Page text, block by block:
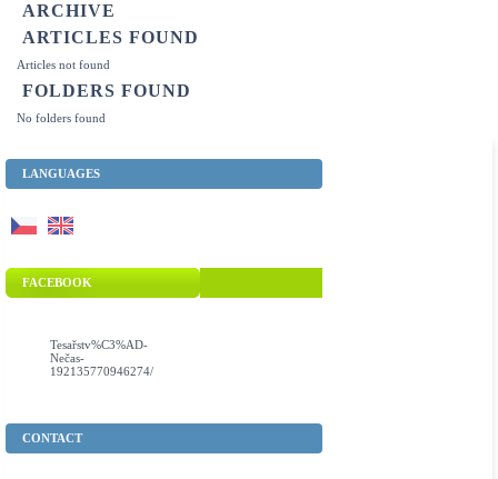
ARCHIVE
ARTICLES FOUND
Articles not found
FOLDERS FOUND
No folders found
LANGUAGES
FACEBOOK
Tesařstv%C3%AD-
Nečas-
192135770946274/
CONTACT